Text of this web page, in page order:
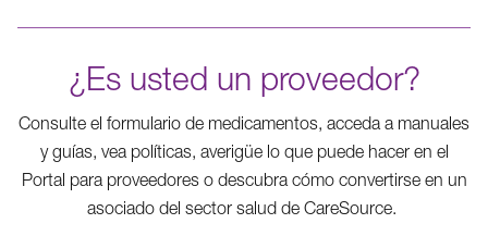
¿Es usted un proveedor?
Consulte el formulario de medicamentos, acceda a manuales
y guías, vea políticas, averigüe lo que puede hacer en el
Portal para proveedores o descubra cómo convertirse en un
asociado del sector salud de CareSource.